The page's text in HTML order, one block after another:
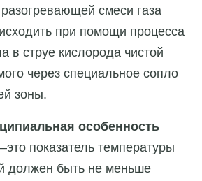
смеси газа
при помощи процесса
в струе кислорода чистой
через специальное сопло
зоны.
особенность
показатель температуры
должен быть не меньше